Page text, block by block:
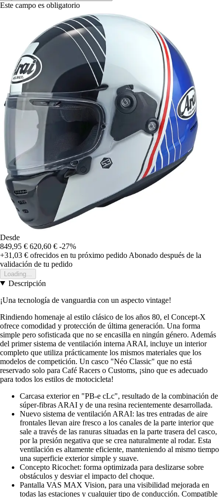
Este campo es obligatorio
Desde
849,95 € 620,60 € -27%
+31,03 € ofrecidos en tu próximo pedido Abonado después de la
validación de tu pedido
Loading...
Descripción
¡Una tecnología de vanguardia con un aspecto vintage!
Rindiendo homenaje al estilo clásico de los años 80, el Concept-X
ofrece comodidad y protección de última generación. Una forma
simple pero sofisticada que no se encasilla en ningún género. Además
del primer sistema de ventilación interna ARAI, incluye un interior
completo que utiliza prácticamente los mismos materiales que los
modelos de competición. Un casco "Néo Classic" que no está
reservado solo para Café Racers o Customs, ¡sino que es adecuado
para todos los estilos de motocicleta!
Carcasa exterior en "PB-e cLc", resultado de la combinación de
súper-fibras ARAI y de una resina recientemente desarrollada.
Nuevo sistema de ventilación ARAI: las tres entradas de aire
frontales llevan aire fresco a los canales de la parte interior que
sale a través de las ranuras situadas en la parte trasera del casco,
por la presión negativa que se crea naturalmente al rodar. Esta
ventilación es altamente eficiente, manteniendo al mismo tiempo
una superficie exterior simple y suave.
Concepto Ricochet: forma optimizada para deslizarse sobre
obstáculos y desviar el impacto del choque.
Pantalla VAS MAX Vision, para una visibilidad mejorada en
todas las estaciones y cualquier tipo de conducción. Compatible